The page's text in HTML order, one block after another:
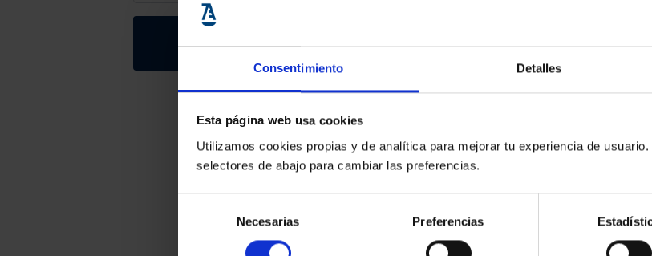
Consentimiento Detalles
Esta página web usa cookies
Utilizamos cookies propias y de analítica para mejorar tu experiencia de
selectores de abajo para cambiar las preferencias.
consentimiento
Necesarias Preferencias
Entrar
Solicitar Contraseña
¿No tienes cuenta?